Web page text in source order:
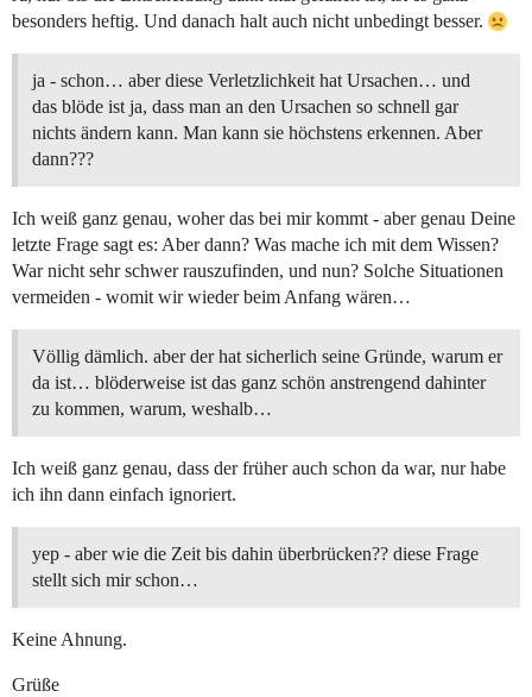
besonders heftig. Und danach halt auch nicht unbedingt besser.
ja - schon… aber diese Verletzlichkeit hat Ursachen… und
das blöde ist ja, dass man an den Ursachen so schnell gar
nichts ändern kann. Man kann sie höchstens erkennen. Aber
dann???
Ich weiß ganz genau, woher das bei mir kommt - aber genau Deine
letzte Frage sagt es: Aber dann? Was mache ich mit dem Wissen?
War nicht sehr schwer rauszufinden, und nun? Solche Situationen
vermeiden - womit wir wieder beim Anfang wären…
Völlig dämlich. aber der hat sicherlich seine Gründe, warum er
da ist… blöderweise ist das ganz schön anstrengend dahinter
zu kommen, warum, weshalb…
Ich weiß ganz genau, dass der früher auch schon da war, nur habe
ich ihn dann einfach ignoriert.
yep - aber wie die Zeit bis dahin überbrücken?? diese Frage
stellt sich mir schon…
Keine Ahnung.
Grüße